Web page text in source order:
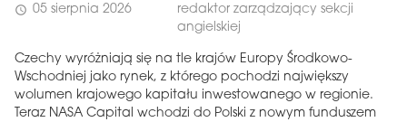
schedule 05 sierpnia 2026
redaktor zarządzający sekcji
angielskiej
Czechy wyróżniają się na tle krajów Europy Środkowo-
Wschodniej jako rynek, z którego pochodzi największy
wolumen krajowego kapitału inwestowanego w regionie.
Teraz NASA Capital wchodzi do Polski z nowym funduszem